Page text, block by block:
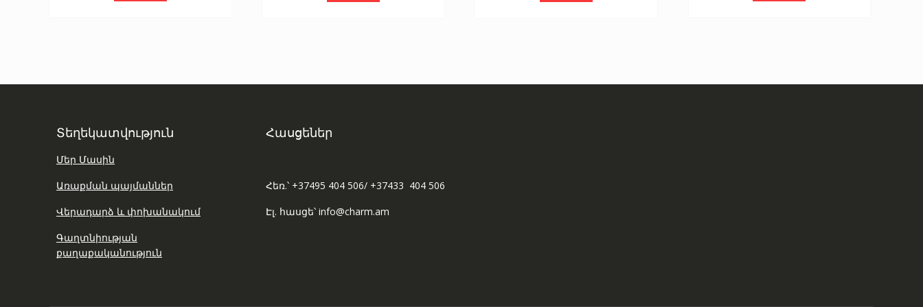
Տեղեկատվություն
Մեր Մասին
Առաքման պայմաններ
Վերադարձ և փոխանակում
Գաղտնիության
քաղաքականություն
Հասցեներ
Հեռ.՝ +37495 404 506/ +37433 404 506
Էլ. հասցե՝ info@charm.am